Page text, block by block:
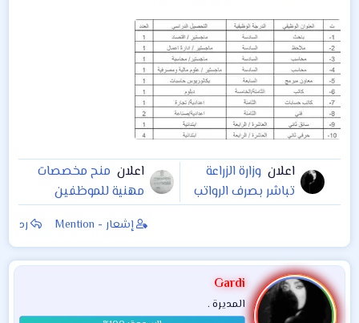
اعلان وزارة الزراعة
تباشر بصرف الرواتب
المدخرة اجباريا لعدد
العاملين في مديريات
الزراعة في محافظات
نينوى وكركوك
والانبار
اعلان منح مخصصات
مهنية للموظفين
الحسابيين بنسبة
٣٠٪؜ من الراتب
الاسمي
إشعار - Mention رد
Gardi
المديرة .